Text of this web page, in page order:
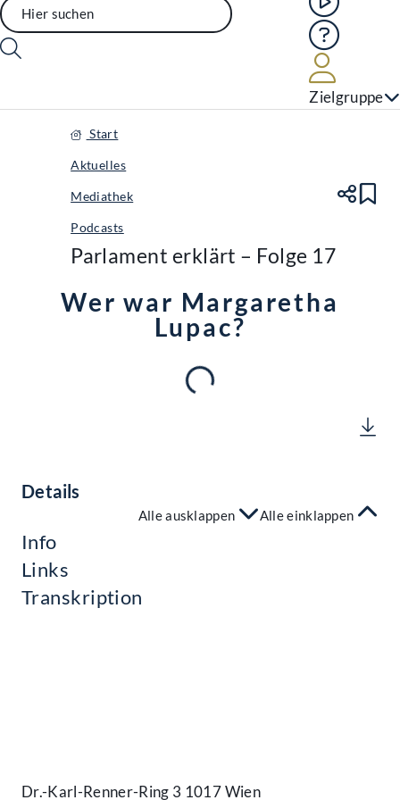
Hilfe
Zielgruppe
Start
Aktuelles
Mediathek
Podcasts
Parlament erklärt – Folge 17
Wer war Margaretha
Lupac?
Details
Alle ausklappen Alle einklappen
Info
Links
Transkription
Dr.-Karl-Renner-Ring 3 1017 Wien